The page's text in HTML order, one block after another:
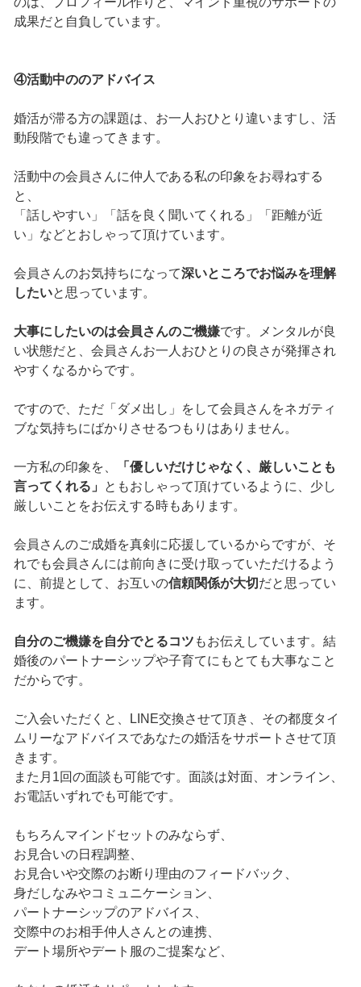
成果だと自負しています。
④活動中ののアドバイス
婚活が滞る方の課題は、お一人おひとり違いますし、活
動段階でも違ってきます。
活動中の会員さんに仲人である私の印象をお尋ねする
と、
「話しやすい」「話を良く聞いてくれる」「距離が近
い」などとおしゃって頂けています。
会員さんのお気持ちになって深いところでお悩みを理解
したいと思っています。
大事にしたいのは会員さんのご機嫌です。メンタルが良
い状態だと、会員さんお一人おひとりの良さが発揮され
やすくなるからです。
ですので、ただ「ダメ出し」をして会員さんをネガティ
ブな気持ちにばかりさせるつもりはありません。
一方私の印象を、
「優しいだけじゃなく、厳しいことも
言ってくれる」
ともおしゃって頂けているように、少し
厳しいことをお伝えする時もあります。
会員さんのご成婚を真剣に応援しているからですが、そ
れでも会員さんには前向きに受け取っていただけるよう
に、前提として、お互いの信頼関係が大切 だと思ってい
ます。
自分のご機嫌を自分でとるコツ もお伝えしています。結
婚後のパートナーシップや子育てにもとても大事なこと
だからです。
ご入会いただくと、LINE交換させて頂き、その都度タイ
ムリーなアドバイスであなたの婚活をサポートさせて頂
きます。
また月1回の面談も可能です。面談は対面、オンライン、
お電話いずれでも可能です。
もちろんマインドセットのみならず、
お見合いの日程調整、
お見合いや交際のお断り理由のフィードバック、
身だしなみやコミュニケーション、
パートナーシップのアドバイス、
交際中のお相手仲人さんとの連携、
デート場所やデート服のご提案など、